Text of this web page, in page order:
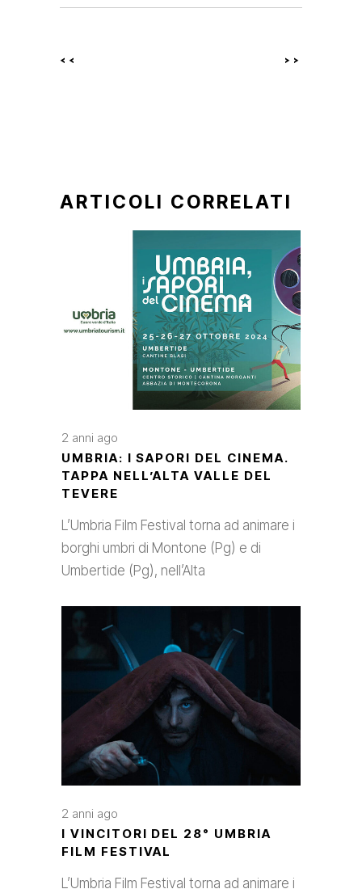
<< >>
ARTICOLI CORRELATI
2 anni ago
UMBRIA: I SAPORI DEL CINEMA.
TAPPA NELL’ALTA VALLE DEL
TEVERE
L’Umbria Film Festival torna ad animare i
borghi umbri di Montone (Pg) e di
Umbertide (Pg), nell’Alta
2 anni ago
I VINCITORI DEL 28° UMBRIA
FILM FESTIVAL
L’Umbria Film Festival torna ad animare i